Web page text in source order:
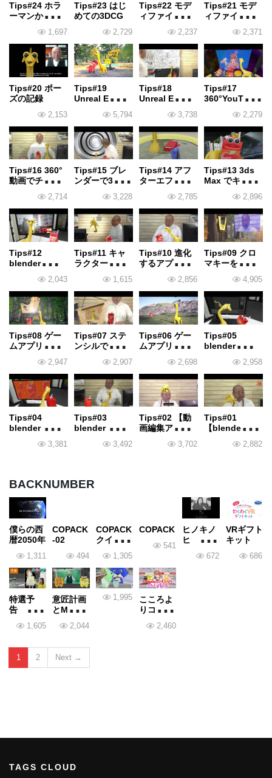
Tips#24 ホラ
ーマンから人
間の顔をつく
1,697
Tips#23 はじ
めての3DCG
2,729
Tips#22 モデ
ィファイア
2,237
Tips#21 モデ
ィファイア
2,371
Tips#20 ポー
ズの記録
2,153
Tips#19
Unreal Engine
5,794
Tips#18
Unreal Engine
3,738
Tips#17
360°YouTube
2,279
Tips#16 360°
動画でチップ
とアップルの
秘密基地へ2,714
Tips#15 ブレ
ンダーで3Dト
ラッキング
3,228
Tips#14 アフ
ターエフェク
トで打上げ花
2,785
Tips#13 3ds
Max でキャン
プ場を作る
2,896
Tips#12
blenderでスケ
2,043
Tips#11 キャ
ラクターに影
1,615
Tips#10 進化
するアプリケ
【blender】
【Unreal
Engine】
2,856
Tips#09 クロ
マキーを使っ
合成する 4,905
Tips#08 ゲー
ムアプリで森
2,947
Tips#07 ステ
ンシルでマッ
2,907
Tips#06 ゲー
ムアプリにイ
2,698
Tips#05
blenderタイム
ラクターを動
かしてみよう
2,958
Tips#04
blender UVマ
3,381
Tips#03
blender ボー
ョンの巻 3,492
Tips#02 【動
画編集アプ
キングで不要
3,702
Tips#01
【blender】
使ってみよう
2,882
BACKNUMBER
僕らの西
暦2050年
1,311
COPACK
-02
494
COPACK
クイック
1,305
COPACK
541
ヒノキノ
ヒ 卒業
672
VRギフト
キット
686
特選予
告 国際
展
1,605
意匠計画
とMove
2,044
1,995
こころよ
りコンテ
お礼 2,460
1 2 Next →
TAGS CLOUD